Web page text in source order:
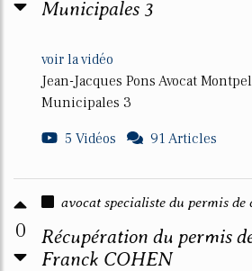
Municipales 3
voir la vidéo
Jean-Jacques Pons Avocat
Municipales 3
5 Vidéos
91 Articles
0
avocat specialiste du permis de
Récupération du permis
Franck COHEN